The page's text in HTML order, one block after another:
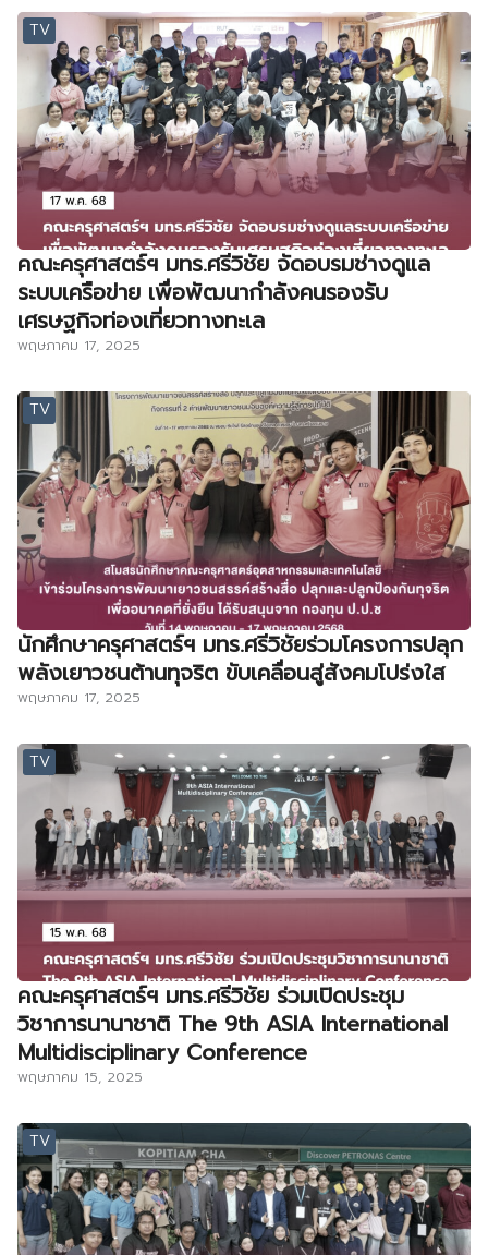
TV
คณะครุศาสตร์ฯ มทร.ศรีวิชัย จัดอบรมช่างดูแล
ระบบเครือข่าย เพื่อพัฒนากำลังคนรองรับ
เศรษฐกิจท่องเที่ยวทางทะเล
พฤษภาคม 17, 2025
TV
นักศึกษาครุศาสตร์ฯ มทร.ศรีวิชัยร่วมโครงการปลุก
พลังเยาวชนต้านทุจริต ขับเคลื่อนสู่สังคมโปร่งใส
พฤษภาคม 17, 2025
TV
คณะครุศาสตร์ฯ มทร.ศรีวิชัย ร่วมเปิดประชุม
วิชาการนานาชาติ The 9th ASIA International
Multidisciplinary Conference
พฤษภาคม 15, 2025
TV